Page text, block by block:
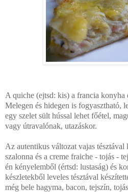
A quiche (ejtsd: kis) a francia konyha
Melegen és hidegen is fogyasztható,
egy szelet sült hússal lehet főétel,
vagy útravalónak, utazáskor.
Az autentikus változat vajas
szalonna és a creme fraiche - tojás -
én kényelemből (értsd: lustaság) és
készletekből leveles tésztával
még bele hagyma, bacon, tejszín,